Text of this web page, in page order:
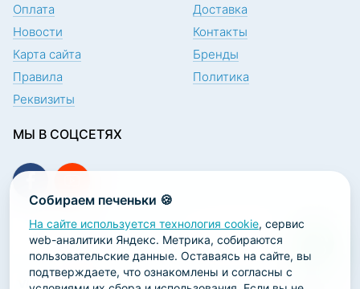
Собираем печеньки 🍪
На сайте используется технология cookie, сервис
web-аналитики Яндекс. Метрика, собираются
пользовательские данные. Оставаясь на сайте, вы
подтверждаете, что ознакомлены и согласны с
Оплата
Доставка
Новости
Контакты
Карта сайта
Бренды
Правила
Политика
Реквизиты
МЫ В СОЦСЕТЯХ
ПОДПИСКА НА НОВОСТИ